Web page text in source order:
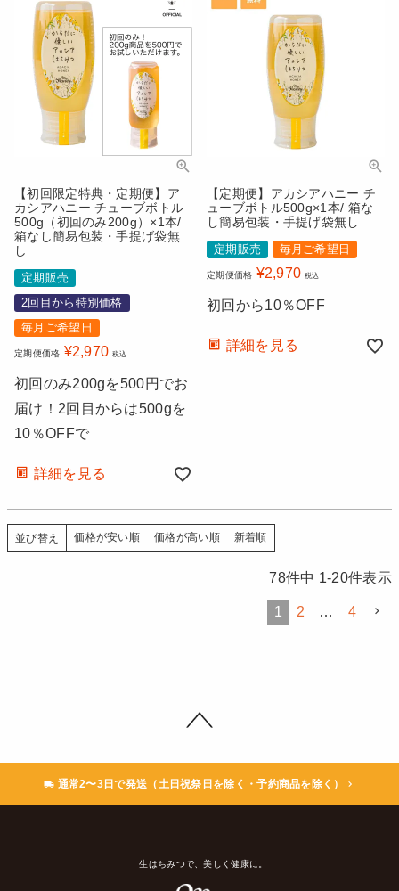
【初回限定特典・定期便】ア
カシアハニー チューブボトル
500g（初回のみ200g）×1本/
箱なし簡易包装・手提げ袋無
し
定期販売
2回目から特別価格
毎月ご希望日
定期便価格 ¥2,970 税込
初回のみ200gを500円でお
届け！2回目からは500gを
10％OFFで
詳細を見る
【定期便】アカシアハニー チ
ューブボトル500g×1本/ 箱な
し簡易包装・手提げ袋無し
定期販売 毎月ご希望日
定期便価格 ¥2,970 税込
初回から10％OFF
詳細を見る
並び替え 価格が安い順 価格が高い順 新着順
78件中 1-20件表示
1 2 … 4
通常2〜3日で発送（土日祝祭日を除く・予約商品を除く）
生はちみつで、美しく健康に。